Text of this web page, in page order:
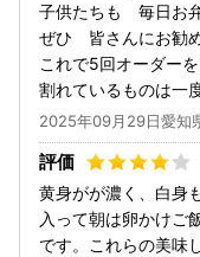
子供たちも 毎日お
ぜひ 皆さんにお勧め
これで5回オーダー
割れているものは一
2025年09月29日愛知
黄身がが濃く、白身
入って朝は卵かけご
です。これらの美味